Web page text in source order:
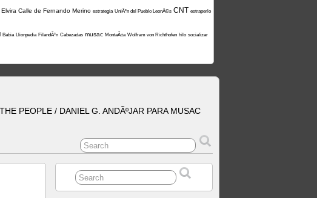
Calle de Fernando Merino estrategia UniÃ³n del Pueblo LeonÃ©s CNT estraperlo
Babia Llionpedia FilandÃ³n Cabezadas musac MontaÃ±a Wolfram von Richthofen hilo socializar
PEOPLE / DANIEL G. ANDÃºJAR PARA MUSAC